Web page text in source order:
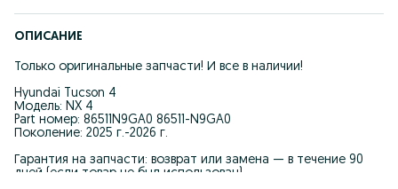
ОПИСАНИЕ
Только оригинальные запчасти! И все в наличии!
Hyundai Tucson 4
Модель: NX 4
Part номер: 86511N9GA0 86511-N9GA0
Поколение: 2025 г.-2026 г.
Гарантия на запчасти: возврат или замена — в течение 90
дней (если товар не был использован).